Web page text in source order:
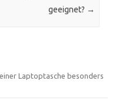
geeignet? →
Laptoptasche besonders